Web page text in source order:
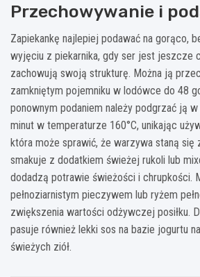
Przechowywanie i
Zapiekankę najlepiej podawać na gorąco,
wyjęciu z piekarnika, gdy ser jest jeszcze
zachowują swoją strukturę. Można ją
zamkniętym pojemniku w lodówce do 48
ponownym podaniem należy podgrzać ją
minut w temperaturze 160°C, unikając
która może sprawić, że warzywa staną się
smakuje z dodatkiem świeżej rukoli lub
dodadzą potrawie świeżości i chrupkości.
pełnoziarnistym pieczywem lub ryżem
zwiększenia wartości odżywczej posiłku.
pasuje również lekki sos na bazie jogurtu
świeżych ziół.